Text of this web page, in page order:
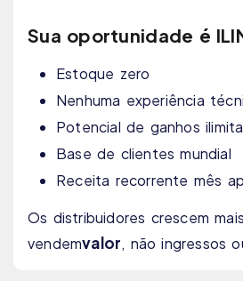
Sua oportunidade é
Estoque zero
Nenhuma experiência
Potencial de ganhos
Base de clientes mundial
Receita recorrente mês
Os distribuidores crescem
vendemvalor, não ingressos